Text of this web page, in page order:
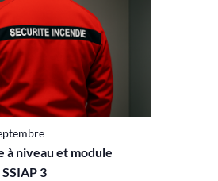
à niveau et module
3